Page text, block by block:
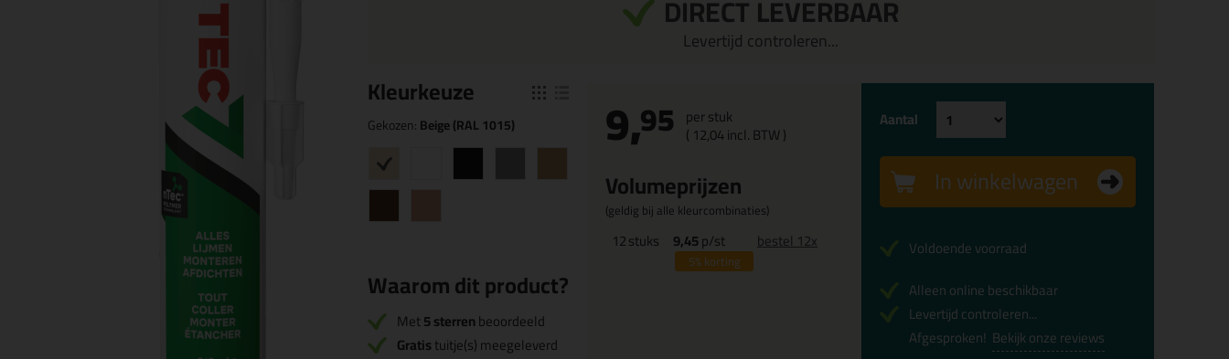
DIRECT LEVERBAAR
Levertijd controleren...
Kleurkeuze
Gekozen:Beige (RAL 1015)
Waarom dit product?
Met5 sterrenbeoordeeld
Gratistuitje(s) meegeleverd
9,95 per stuk
( 12,04incl. BTW )
Volumeprijzen
(geldig bij alle kleurcombinaties)
12stuks 9,45p/st
5%korting
bestel 12x
Aantal
In winkelwagen
Voldoende voorraad
Alleen online beschikbaar
Levertijd controleren...
Afgesproken! Bekijk onze reviews